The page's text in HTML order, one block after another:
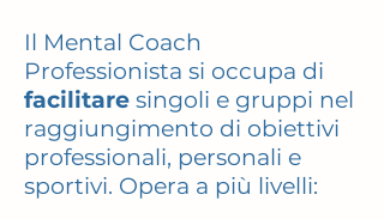
Il Mental Coach
Professionista si occupa di
facilitare singoli e gruppi nel
raggiungimento di obiettivi
professionali, personali e
sportivi. Opera a più livelli: